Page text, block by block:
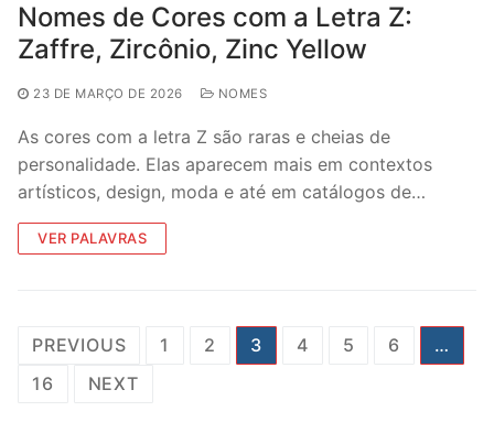
Nomes de Cores com a Letra Z:
Zaffre, Zircônio, Zinc Yellow
23 DE MARÇO DE 2026 NOMES
As cores com a letra Z são raras e cheias de
personalidade. Elas aparecem mais em contextos
artísticos, design, moda e até em catálogos de…
VER PALAVRAS
Paginação
de
PREVIOUS 1 2 3 4 5 6
…
16
NEXT